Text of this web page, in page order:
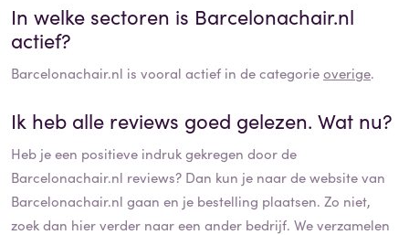
In welke sectoren is Barcelonachair.nl
actief?
Barcelonachair.nl is vooral actief in de categorieoverige.
Ik heb alle reviews goed gelezen. Wat nu?
Heb je een positieve indruk gekregen door de
Barcelonachair.nl reviews? Dan kun je naar de website van
Barcelonachair.nl gaan en je bestelling plaatsen. Zo niet,
zoek dan hier verder naar een ander bedrijf. We verzamelen